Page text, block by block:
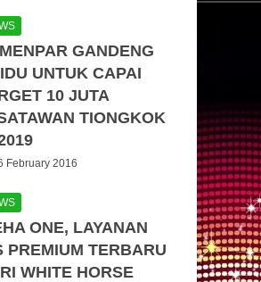
GANDENG
UNTUK CAPAI
10 JUTA
TIONGKOK
February 2016
ONE, LAYANAN
PREMIUM TERBARU
WHITE HORSE